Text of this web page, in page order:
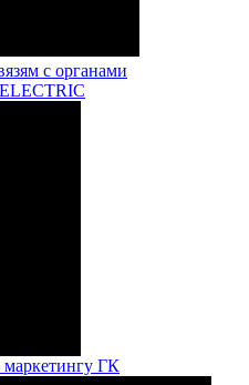
с органами
маркетингу ГК